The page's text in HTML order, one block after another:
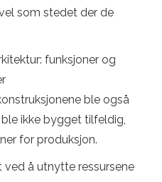
som stedet der de
funksjoner og
ble også
ikke bygget tilfeldig,
for produksjon.
å utnytte ressursene